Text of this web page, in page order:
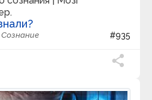
#935